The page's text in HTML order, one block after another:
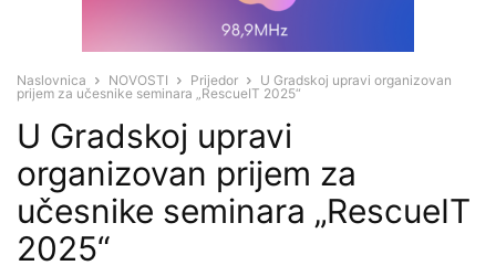
Naslovnica NOVOSTI Prijedor
U Gradskoj upravi organizovan
prijem za učesnike seminara „RescueIT 2025“
U Gradskoj upravi
organizovan prijem za
učesnike seminara „RescueIT
2025“